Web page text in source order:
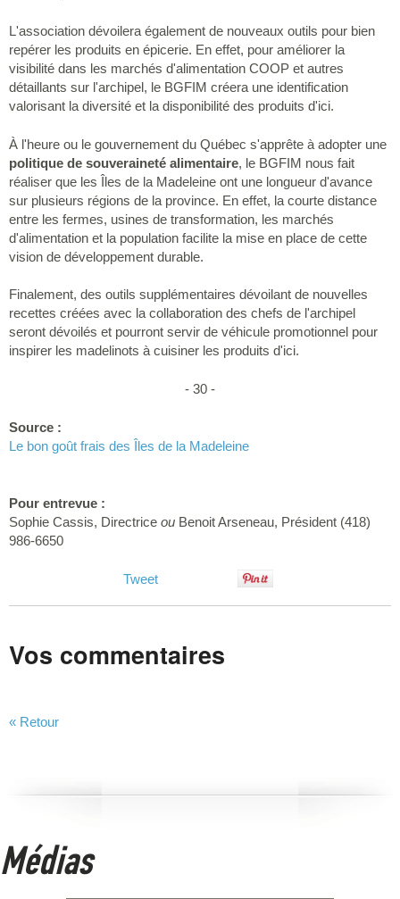
L'association dévoilera également de nouveaux outils pour bien
repérer les produits en épicerie. En effet, pour améliorer la
visibilité dans les marchés d'alimentation COOP et autres
détaillants sur l'archipel, le BGFIM créera une identification
valorisant la diversité et la disponibilité des produits d'ici.
À l'heure ou le gouvernement du Québec s'apprête à adopter une
politique de souveraineté alimentaire, le BGFIM nous fait
réaliser que les Îles de la Madeleine ont une longueur d'avance
sur plusieurs régions de la province. En effet, la courte distance
entre les fermes, usines de transformation, les marchés
d'alimentation et la population facilite la mise en place de cette
vision de développement durable.
Finalement, des outils supplémentaires dévoilant de nouvelles
recettes créées avec la collaboration des chefs de l'archipel
seront dévoilés et pourront servir de véhicule promotionnel pour
inspirer les madelinots à cuisiner les produits d'ici.
- 30 -
Source :
Le bon goût frais des Îles de la Madeleine
Pour entrevue :
Sophie Cassis, Directrice ou Benoit Arseneau, Président (418)
986-6650
Tweet
Vos commentaires
« Retour
Médias